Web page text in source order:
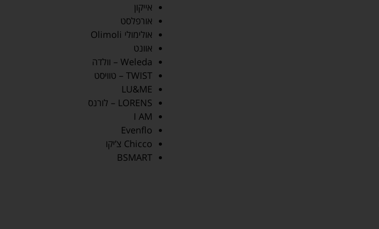
אייקון
אורפלסט
אולימולי Olimoli
אוונט
Weleda – וולדה
TWIST – טוויסט
LU&ME
LORENS – לורנס
I AM
Evenflo
Chicco צ’יקו
BSMART